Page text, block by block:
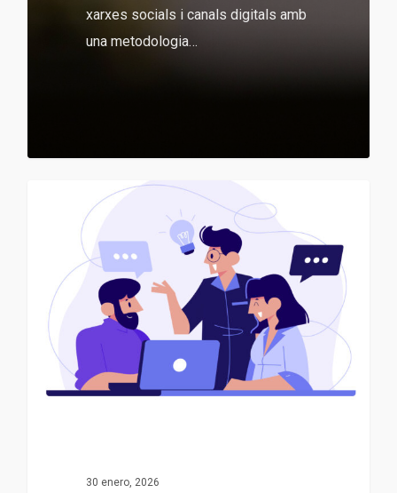
xarxes socials i canals digitals amb
una metodologia…
30 enero, 2026